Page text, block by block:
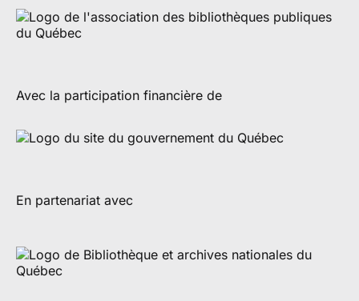
Avec la participation financière de
En partenariat avec